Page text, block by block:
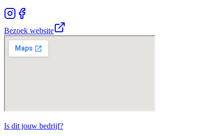
Bezoek website
Is dit jouw bedrijf?